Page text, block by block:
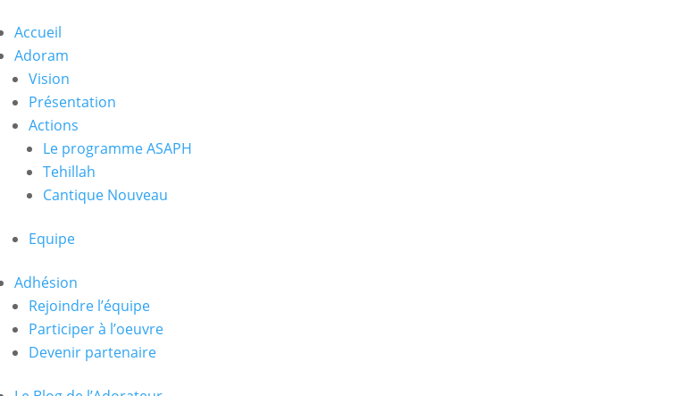
Accueil
Adoram
Vision
Présentation
Actions
Le programme ASAPH
Tehillah
Cantique Nouveau
Equipe
Adhésion
Rejoindre l’équipe
Participer à l’oeuvre
Devenir partenaire